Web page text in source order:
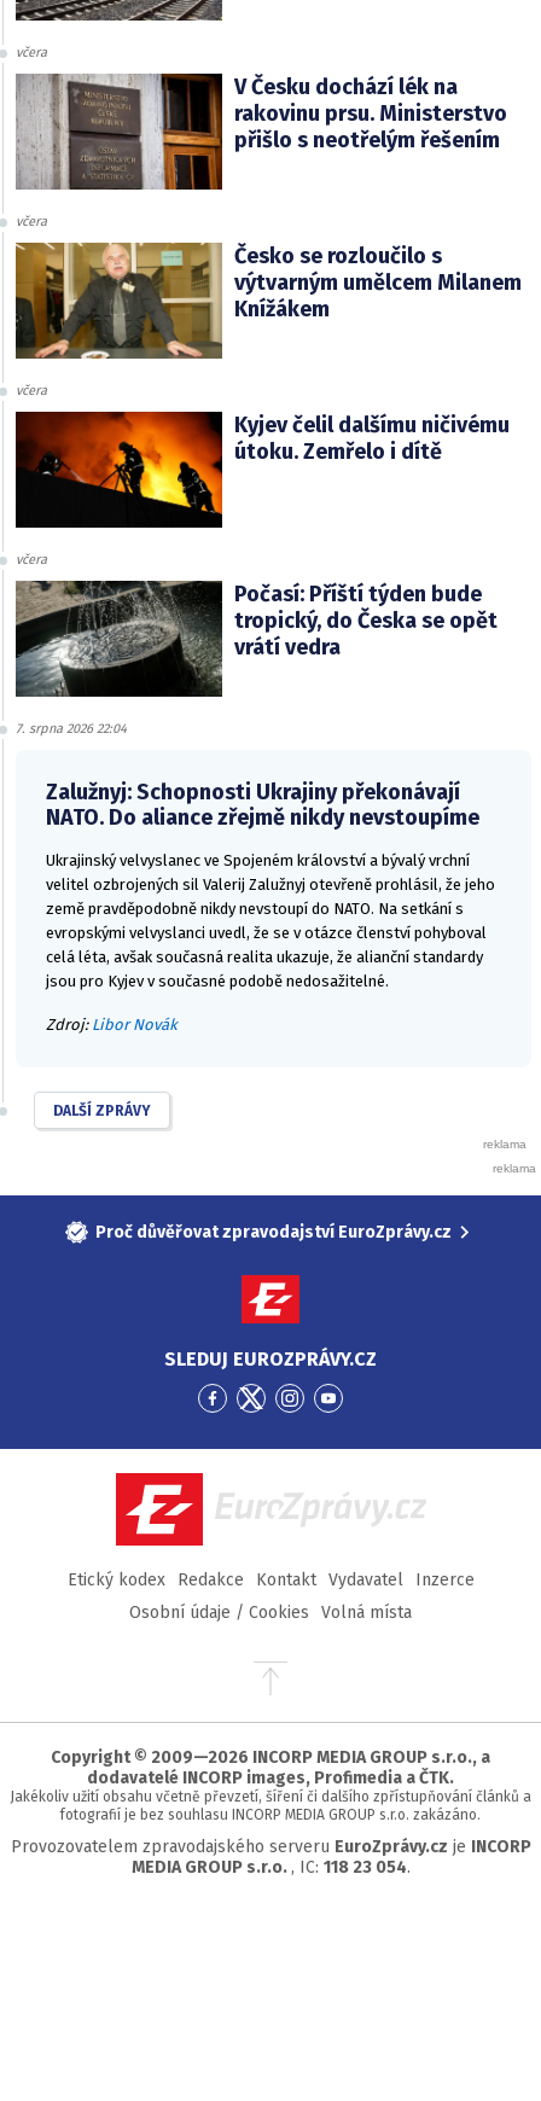
včera
V Česku dochází lék na
rakovinu prsu. Ministerstvo
přišlo s neotřelým řešením
včera
Česko se rozloučilo s
výtvarným umělcem Milanem
Knížákem
včera
Kyjev čelil dalšímu ničivému
útoku. Zemřelo i dítě
včera
Počasí: Příští týden bude
tropický, do Česka se opět
vrátí vedra
7. srpna 2026 22:04
Zalužnyj: Schopnosti Ukrajiny překonávají
NATO. Do aliance zřejmě nikdy nevstoupíme
Ukrajinský velvyslanec ve Spojeném království a bývalý vrchní
velitel ozbrojených sil Valerij Zalužnyj otevřeně prohlásil, že jeho
země pravděpodobně nikdy nevstoupí do NATO. Na setkání s
evropskými velvyslanci uvedl, že se v otázce členství pohyboval
celá léta, avšak současná realita ukazuje, že alianční standardy
jsou pro Kyjev v současné podobě nedosažitelné.
Zdroj: Libor Novák
DALŠÍ ZPRÁVY
Proč důvěřovat zpravodajství EuroZprávy.cz
SLEDUJ EUROZPRÁVY.CZ
Přejít
Facebook
Přejít
Twitter
Přejít
Instagram
Přejít
YouTube
EuroZprávy.cz
Etický kodex Redakce Kontakt Vydavatel
Inzerce
Osobní údaje / Cookies
Volná místa
Přejít
stránky
Copyright © 2009—2026 INCORP MEDIA GROUP s.r.o., a
dodavatelé INCORP images, Profimedia a ČTK.
Jakékoliv užití obsahu včetně převzetí, šíření či dalšího zpřístupňování článků a
fotografií je bez souhlasu INCORP MEDIA GROUP s.r.o. zakázáno.
Provozovatelem zpravodajského serveru EuroZprávy.cz je INCORP
MEDIA GROUP s.r.o. , IC: 118 23 054.